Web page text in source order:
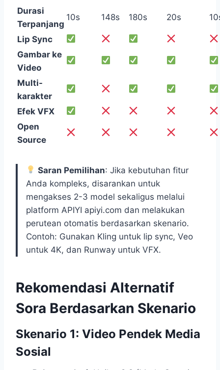
Durasi
Terpanjang
10s 148s 180s 20s
Lip Sync
Gambar ke
Video
Multi-
karakter
Efek VFX
Open
Source
Saran Pemilihan: Jika kebutuhan fitur
Anda kompleks, disarankan untuk
mengakses 2-3 model sekaligus melalui
platform APIYI apiyi.com dan melakukan
perutean otomatis berdasarkan skenario.
Contoh: Gunakan Kling untuk lip sync, Veo
untuk 4K, dan Runway untuk VFX.
Rekomendasi Alternatif
Sora Berdasarkan Skenario
Skenario 1: Video Pendek Media
Sosial